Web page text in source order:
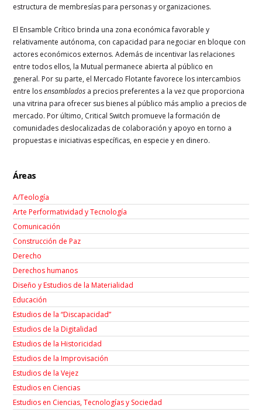
estructura de membresías para personas y organizaciones.
El Ensamble Crítico brinda una zona económica favorable y
relativamente autónoma, con capacidad para negociar en bloque con
actores económicos externos.Además de incentivar las relaciones
entre todos ellos, la Mutual permanece abierta al público en
general. Por su parte, el Mercado Flotante favorece los intercambios
entre losensamblados a precios preferentes a la vez que proporciona
una vitrina para ofrecer sus bienes al público más amplio a precios de
mercado. Por último, Critical Switch promueve la formación de
comunidades deslocalizadas de colaboración y apoyo en torno a
propuestas e iniciativas específicas, en especie y en dinero.
Áreas
A/Teología
Arte Performatividad y Tecnología
Comunicación
Construcción de Paz
Derecho
Derechos humanos
Diseño y Estudios de la Materialidad
Educación
Estudios de la “Discapacidad”
Estudios de la Digitalidad
Estudios de la Historicidad
Estudios de la Improvisación
Estudios de la Vejez
Estudios en Ciencias
Estudios en Ciencias, Tecnologías y Sociedad